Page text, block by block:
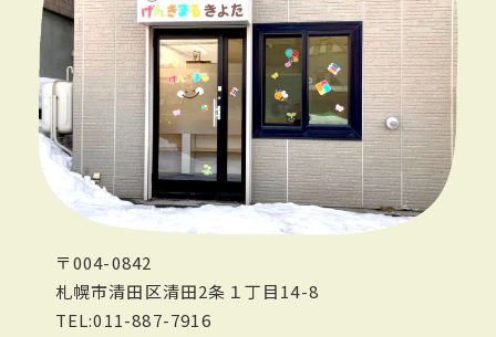
〒004-0842
札幌市清田区清田2条１丁目14-8
TEL:011-887-7916